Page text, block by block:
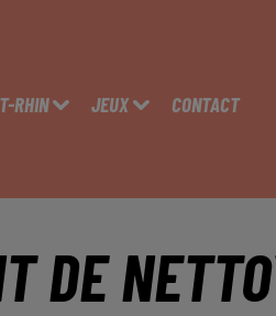
RHIN JEUX CONTACT
DE